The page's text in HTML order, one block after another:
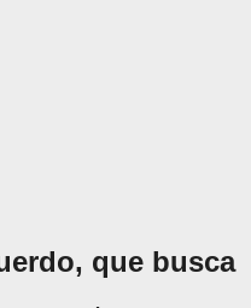
que busca